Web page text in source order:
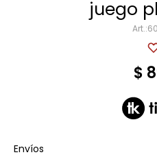
juego
$
Envíos
Bicicletas tradicionales